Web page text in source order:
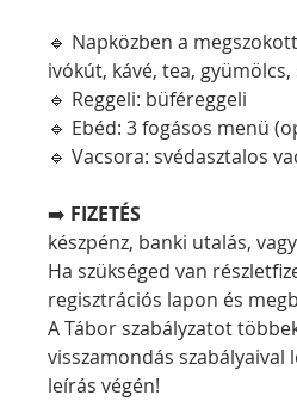
🔹 Napközben a
ivókút, kávé, tea,
🔹 Reggeli: büféreggeli
🔹 Ebéd: 3 fogásos menü
🔹 Vacsora: svédasztalos
➡️ FIZETÉS
készpénz, banki utalás,
Ha szükséged van
regisztrációs lapon és
A Tábor szabályzatot
visszamondás szabályaival
leírás végén!